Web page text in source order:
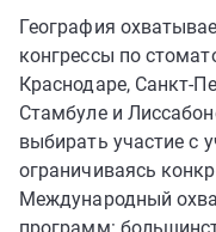
География
конгрессы по
Краснодаре, Санкт-
Стамбуле и
выбирать участие с
ограничиваясь
Международный